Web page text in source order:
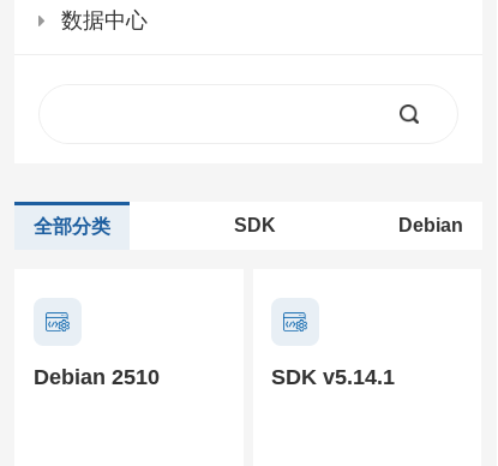
数据中心
全部分类 SDK Debian
Debian 2510 SDK v5.14.1